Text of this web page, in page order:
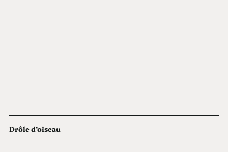
Drôle d’oiseau